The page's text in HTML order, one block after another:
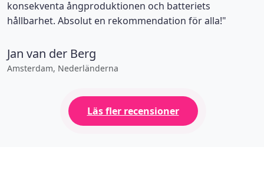
konsekventa ångproduktionen och batteriets
hållbarhet. Absolut en rekommendation för alla!"
Jan van der Berg
Amsterdam, Nederländerna
Läs fler recensioner